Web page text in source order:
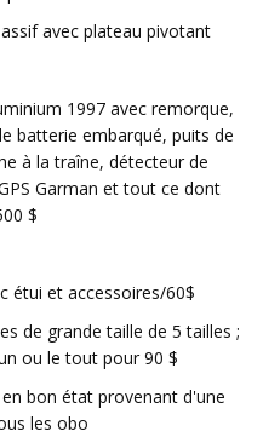
avec plateau pivotant
1997 avec remorque,
batterie embarqué, puits de
à la traîne, détecteur de
Garman et tout ce dont
$
étui et accessoires/60$
de grande taille de 5 tailles ;
ou le tout pour 90 $
bon état provenant d'une
les obo